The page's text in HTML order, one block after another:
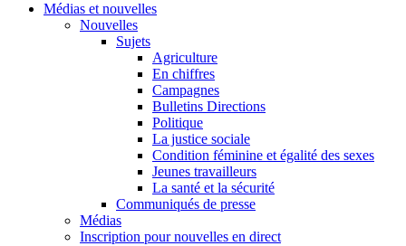
Médias et nouvelles
Nouvelles
Sujets
Agriculture
En chiffres
Campagnes
Bulletins Directions
Politique
La justice sociale
Condition féminine et égalité des sexes
Jeunes travailleurs
La santé et la sécurité
Communiqués de presse
Médias
Inscription pour nouvelles en direct